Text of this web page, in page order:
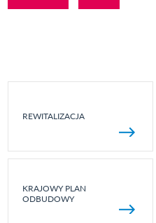
REWITALIZACJA
KRAJOWY PLAN
ODBUDOWY